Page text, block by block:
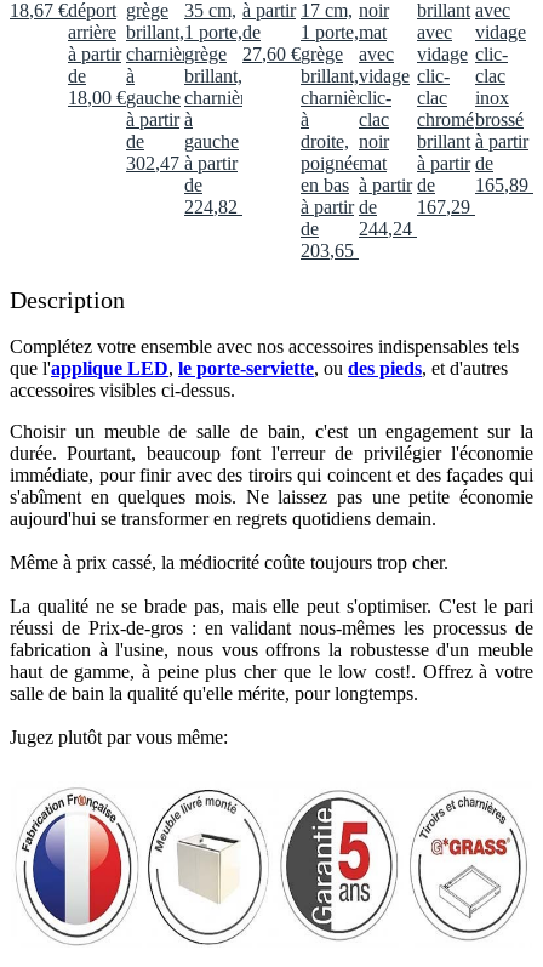
18,67 €déport
arrière
à partir
de
18,00 €
grège
brillant,
charnières
à
gauche
à partir
de
302,47 €
35 cm,
1 porte,
grège
brillant,
charnières
à
gauche
à partir
de
224,82
à partir
de
27,60 €
17 cm,
1 porte,
grège
brillant,
charnières
à
droite,
poignée
en bas
à partir
de
203,65
noir
mat
avec
vidage
clic-
clac
noir
mat
à partir
de
244,24
brillant
avec
vidage
clic-
clac
chromé
brillant
à partir
de
167,29
avec
vidage
clic-
clac
inox
brossé
à partir
de
165,89
Description
Complétez votre ensemble avec nos accessoires indispensables tels
que l'applique LED, le porte-serviette, ou des pieds, et d'autres
accessoires visibles ci-dessus.​
Choisir un meuble de salle de bain, c'est un engagement sur la
durée. Pourtant, beaucoup font l'erreur de privilégier l'économie
immédiate, pour finir avec des tiroirs qui coincent et des façades qui
s'abîment en quelques mois. Ne laissez pas une petite économie
aujourd'hui se transformer en regrets quotidiens demain.
Même à prix cassé, la médiocrité coûte toujours trop cher.
La qualité ne se brade pas, mais elle peut s'optimiser. C'est le pari
réussi de Prix-de-gros : en validant nous-mêmes les processus de
fabrication à l'usine, nous vous offrons la robustesse d'un meuble
haut de gamme, à peine plus cher que le low cost!. Offrez à votre
salle de bain la qualité qu'elle mérite, pour longtemps.
Jugez plutôt par vous même: